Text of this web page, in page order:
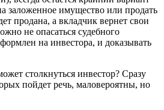
заложенное имущество или продать
продана, а вкладчик вернет свои
не опасаться судебного
на инвестора, и доказывать
столкнуться инвестор? Сразу
пойдет речь, маловероятны, но